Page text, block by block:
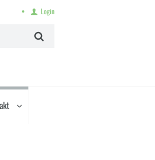
Login